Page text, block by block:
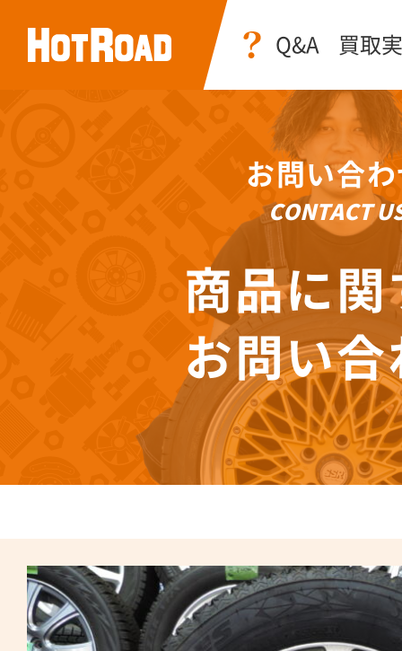
Q&A 買取
お問い合
CONTACT
商品に関
お問い合